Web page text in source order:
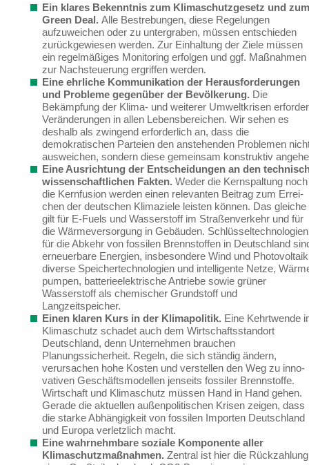
Ein klares Bekenntnis zum Klimaschutzgesetz und zum
Green Deal. Alle Bestrebun­gen, diese Regelungen
aufzuweichen oder zu untergraben, müssen entschieden
zurückge­wiesen werden. Zur Einhaltung der Ziele müssen
ein regelmäßiges Monitoring erfolgen und ggf. Maßnahmen
zur Nachsteuerung ergriffen werden.
Eine ehrliche Kommunikation der Herausforderungen
und Probleme gegenüber der Bevölkerung. Die
Bekämpfung der Klima- und weiterer Umweltkrisen
Verände­rungen in allen Lebensbereichen. Wir sehen es
deshalb als zwingend erforderlich an, dass die
demokratischen Parteien den anstehenden Problemen
ausweichen, sondern diese gemeinsam konstruktiv
Eine Ausrichtung der Entscheidungen an den
wissenschaftlichen Fakten. Weder die Kernspaltung noch
die Kernfusion werden einen relevanten Beitrag zum Errei­
chen der deutschen Klimaziele leisten können. Das gleiche
gilt für E-Fuels und Wasserstoff im Straßenverkehr und für
die Wärmeversorgung in Gebäuden. Schlüsseltechnologien
für die Abkehr von fossilen Brennstoffen in Deutschland
erneuerbare Energien, insbeson­dere Wind und
diverse Speichertechnologien und intelligente Netze,
pumpen, batterieelektrische Antriebe sowie grüner
Wasserstoff als chemischer Grundstoff und
Langzeitspeicher.
Einen klaren Kurs in der Klimapolitik. Eine Kehrtwende
Klimaschutz schadet auch dem Wirtschaftsstandort
Deutschland, denn Unternehmen brauchen
Planungssicherheit. Regeln, die sich ständig ändern,
verursachen hohe Kosten und verstellen den Weg zu inno­
vativen Geschäftsmodellen jenseits fossiler Brennstoffe.
Wirtschaft und Klimaschutz müs­sen Hand in Hand gehen.
Gerade die aktuellen außenpolitischen Krisen zeigen, dass
die starke Abhängigkeit von fossilen Importen Deutschland
und Europa verletzlich macht.
Eine wahrnehmbare soziale Komponente aller
Klimaschutzmaßnahmen. Zentral ist hier die Rückzahlung